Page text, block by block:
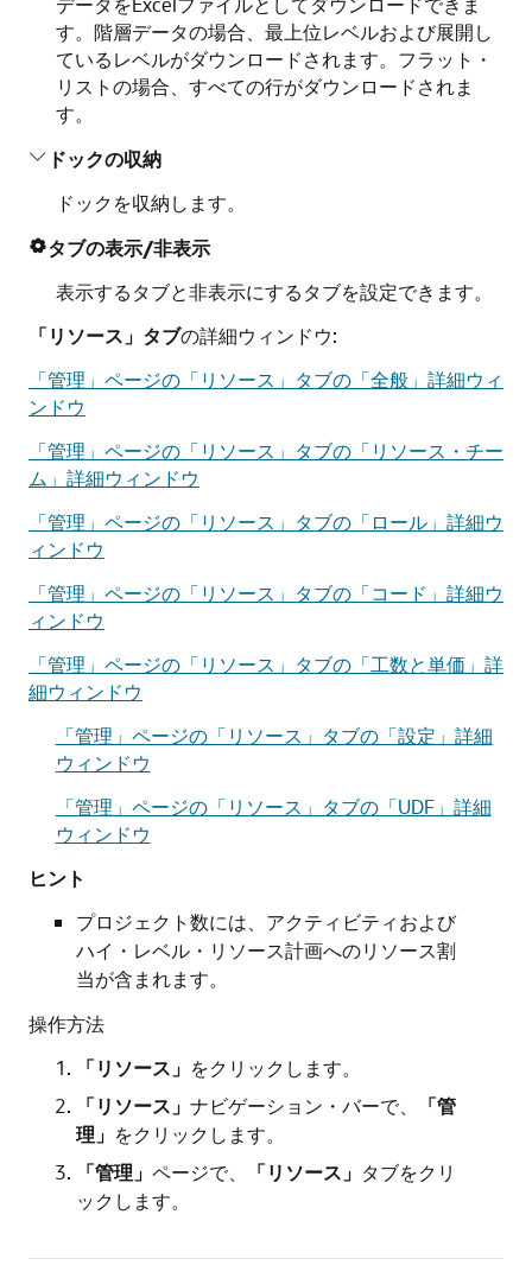
す。階層データの場合、最上位レベルおよび展開し
ているレベルがダウンロードされます。フラット・
リストの場合、すべての行がダウンロードされま
す。
 ドックの収納
ドックを収納します。
タブの表示/非表示
表示するタブと非表示にするタブを設定できます。
「リソース」タブの詳細ウィンドウ:
「管理」ページの「リソース」タブの「全般」詳細ウィ
ンドウ
「管理」ページの「リソース」タブの「リソース・チー
ム」詳細ウィンドウ
「管理」ページの「リソース」タブの「ロール」詳細ウ
ィンドウ
「管理」ページの「リソース」タブの「コード」詳細ウ
ィンドウ
「管理」ページの「リソース」タブの「工数と単価」詳
細ウィンドウ
「管理」ページの「リソース」タブの「設定」詳細
ウィンドウ
「管理」ページの「リソース」タブの「UDF」詳細
ウィンドウ
ヒント
プロジェクト数には、アクティビティおよび
ハイ・レベル・リソース計画へのリソース割
当が含まれます。
操作方法
「リソース」 をクリックします。
「リソース」 ナビゲーション・バーで、
「管
理」 をクリックします。
「管理」 ページで、 「リソース」 タブをクリ
ックします。